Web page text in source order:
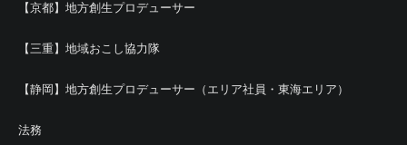
【京都】地方創生プロデューサー
【三重】地域おこし協力隊
【静岡】地方創生プロデューサー（エリア社員・東海エリア）
法務